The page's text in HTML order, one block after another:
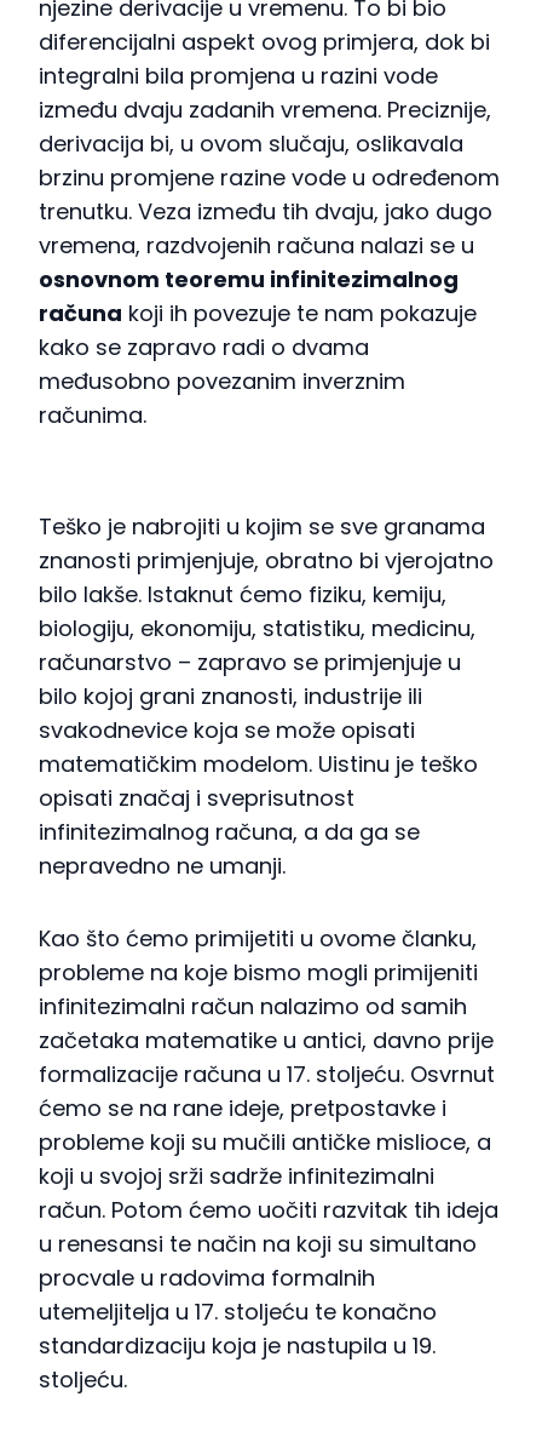
njezine derivacije u vremenu. To bi bio
diferencijalni aspekt ovog primjera, dok bi
integralni bila promjena u razini vode
između dvaju zadanih vremena. Preciznije,
derivacija bi, u ovom slučaju, oslikavala
brzinu promjene razine vode u određenom
trenutku. Veza između tih dvaju, jako dugo
vremena, razdvojenih računa nalazi se u
osnovnom teoremu infinitezimalnog
računa koji ih povezuje te nam pokazuje
kako se zapravo radi o dvama
međusobno povezanim inverznim
računima.
Teško je nabrojiti u kojim se sve granama
znanosti primjenjuje, obratno bi vjerojatno
bilo lakše. Istaknut ćemo fiziku, kemiju,
biologiju, ekonomiju, statistiku, medicinu,
računarstvo – zapravo se primjenjuje u
bilo kojoj grani znanosti, industrije ili
svakodnevice koja se može opisati
matematičkim modelom. Uistinu je teško
opisati značaj i sveprisutnost
infinitezimalnog računa, a da ga se
nepravedno ne umanji.
Kao što ćemo primijetiti u ovome članku,
probleme na koje bismo mogli primijeniti
infinitezimalni račun nalazimo od samih
začetaka matematike u antici, davno prije
formalizacije računa u 17. stoljeću. Osvrnut
ćemo se na rane ideje, pretpostavke i
probleme koji su mučili antičke mislioce, a
koji u svojoj srži sadrže infinitezimalni
račun. Potom ćemo uočiti razvitak tih ideja
u renesansi te način na koji su simultano
procvale u radovima formalnih
utemeljitelja u 17. stoljeću te konačno
standardizaciju koja je nastupila u 19.
stoljeću.